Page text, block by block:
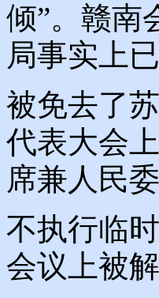
倾”。赣南
局事实上
被免去了
代表大会
席兼人民
不执行临
会议上被